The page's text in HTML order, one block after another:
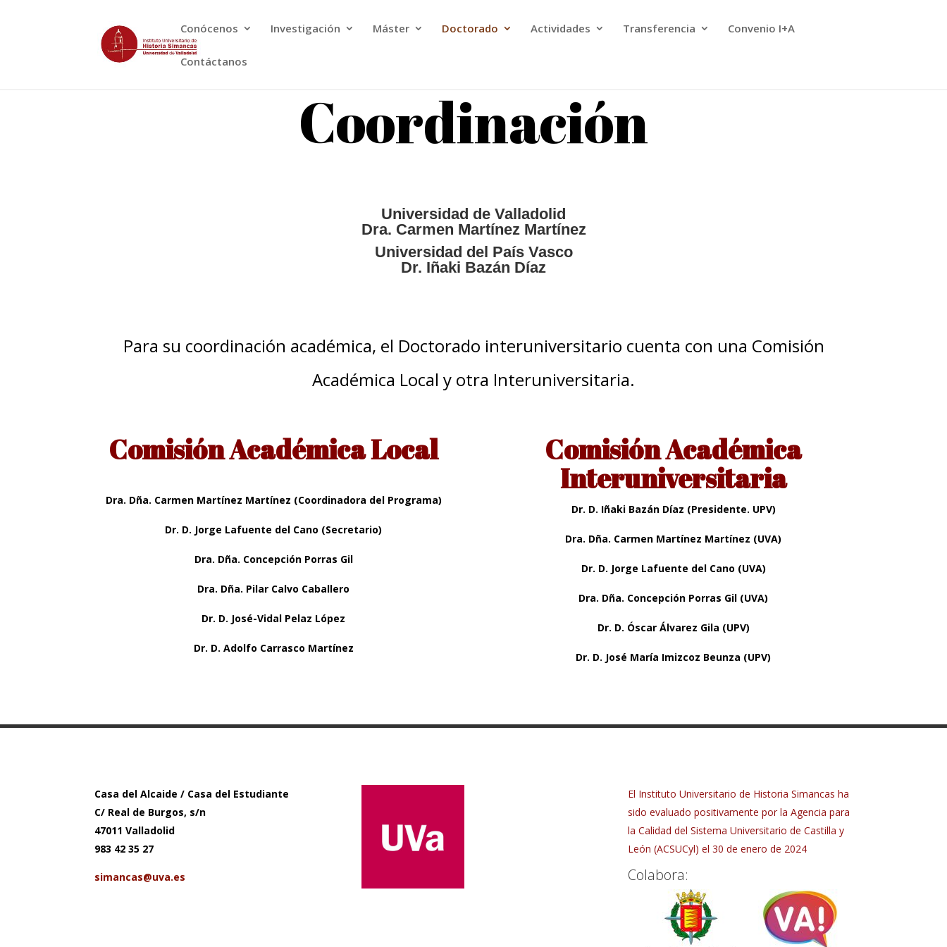
Conócenos Investigación Máster Doctorado Actividades Transferencia Convenio I+A
Contáctanos
Coordinación
Universidad de Valladolid
Dra. Carmen Martínez Martínez
Universidad del País Vasco
Dr. Iñaki Bazán Díaz
Para su coordinación académica, el Doctorado interuniversitario cuenta con una Comisión
Académica Local y otra Interuniversitaria.
Comisión Académica Local
Dra. Dña. Carmen Martínez Martínez (Coordinadora del Programa)
Dr. D. Jorge Lafuente del Cano (Secretario)
Dra. Dña. Concepción Porras Gil
Dra. Dña. Pilar Calvo Caballero
Dr. D. José-Vidal Pelaz López
Dr. D. Adolfo Carrasco Martínez
Comisión Académica
Interuniversitaria
Dr. D. Iñaki Bazán Díaz (Presidente. UPV)
Dra. Dña. Carmen Martínez Martínez (UVA)
Dr. D. Jorge Lafuente del Cano (UVA)
Dra. Dña. Concepción Porras Gil (UVA)
Dr. D. Óscar Álvarez Gila (UPV)
Dr. D. José María Imizcoz Beunza (UPV)
Casa del Alcaide / Casa del Estudiante
C/ Real de Burgos, s/n
47011 Valladolid
983 42 35 27
simancas@uva.es
El Instituto Universitario de Historia Simancas ha
sido evaluado positivamente por la Agencia para
la Calidad del Sistema Universitario de Castilla y
León (ACSUCyl) el 30 de enero de 2024
Colabora: